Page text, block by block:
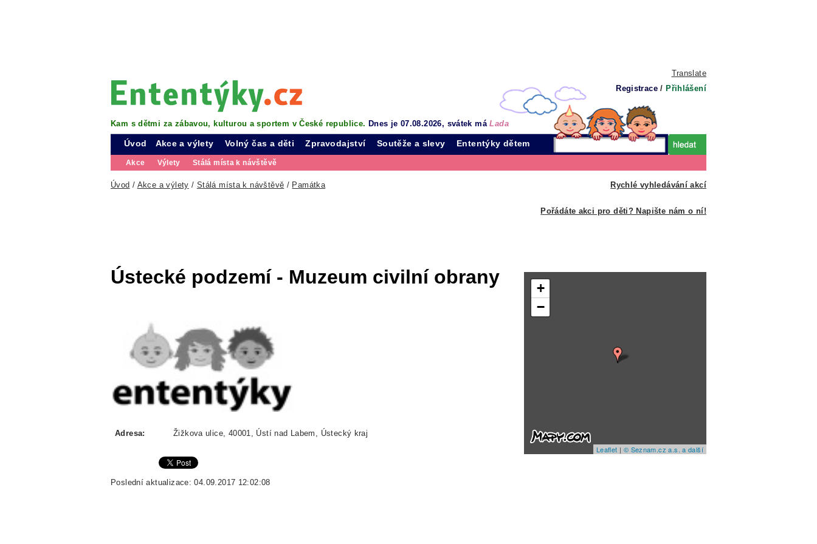
Translate
Registrace / Přihlášení
Kam s dětmi za zábavou, kulturou a sportem v České republice. Dnes je 07.08.2026, svátek máLada
Úvod Akce a výlety
Akce Výlety Stálá místa k návštěvě
Volný čas a děti Zpravodajství Soutěže a slevy Ententýky dětem
Rychlé vyhledávání akcí
Úvod / Akce a výlety / Stálá místa k návštěvě / Památka
Pořádáte akci pro děti? Napište nám o ní!
Ústecké podzemí - Muzeum civilní obrany
Adresa: Žižkova ulice, 40001, Ústí nad Labem, Ústecký kraj
Poslední aktualizace: 04.09.2017 12:02:08
+
−
Leaflet | © Seznam.cz a.s. a další